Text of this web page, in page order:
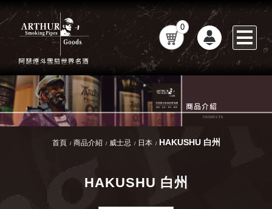
0
首頁 商品介紹 威士忌 日本 HAKUSHU 白州
HAKUSHU 白州